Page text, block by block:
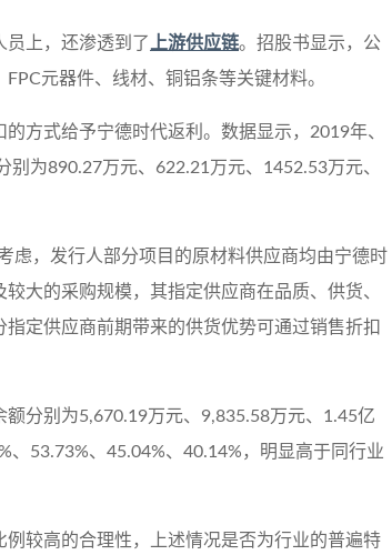
上，还渗透到了 上游供应链。招股书显示，公
元器件、线材、铜铝条等关键材料。
方式给予宁德时代返利。数据显示，2019年、
为890.27万元、622.21万元、1452.53万元、
虑，发行人部分项目的原材料供应商均由宁德时
大的采购规模，其指定供应商在品质、供货、
定供应商前期带来的供货优势可通过销售折扣
分别为5,670.19万元、9,835.58万元、1.45亿
53.73%、45.04%、40.14%，明显高于同行业
较高的合理性，上述情况是否为行业的普遍特